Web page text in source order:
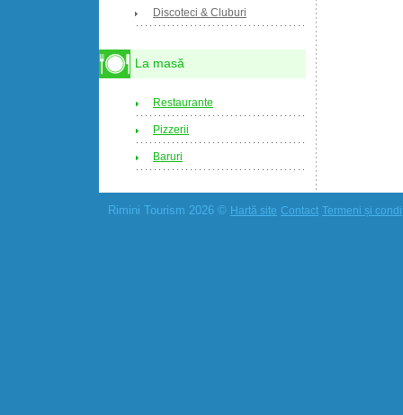
Discoteci & Cluburi
La masă
Restaurante
Pizzerii
Baruri
Rimini Tourism 2026 © Hartă site Contact Termeni și